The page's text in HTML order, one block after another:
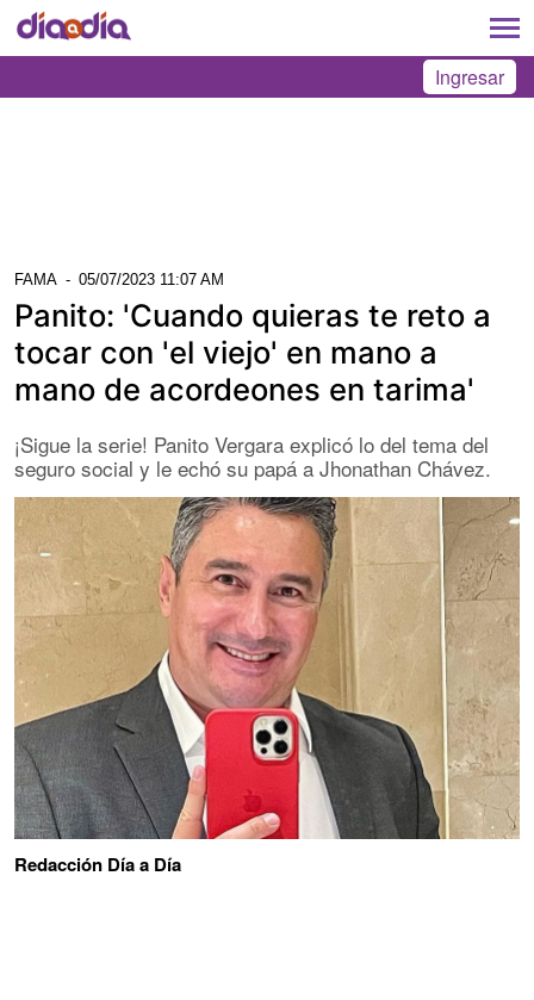
Ingresar
FAMA - 05/07/2023 11:07 AM
Panito: 'Cuando quieras te reto a
tocar con 'el viejo' en mano a
mano de acordeones en tarima'
¡Sigue la serie! Panito Vergara explicó lo del tema del
seguro social y le echó su papá a Jhonathan Chávez.
Redacción Día a Día